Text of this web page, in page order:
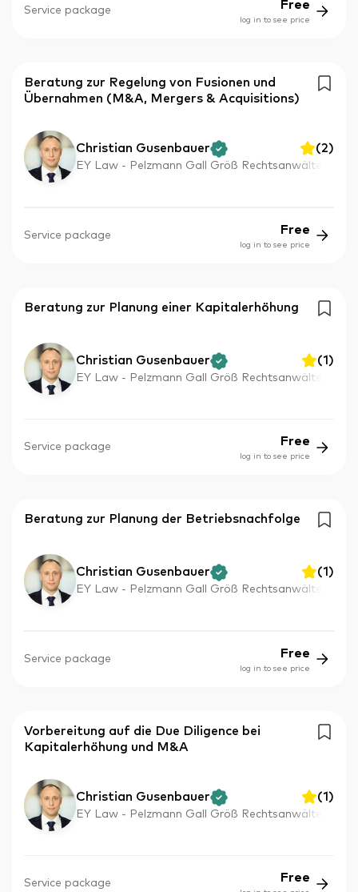
Service package Free
log in to see price
Beratung zur Regelung von Fusionen und
Übernahmen (M&A, Mergers & Acquisitions)
Christian Gusenbauer (2)
EY Law - Pelzmann Gall Größ Rechtsanwälte
Service package Free
log in to see price
Beratung zur Planung einer Kapitalerhöhung
Christian Gusenbauer (1)
EY Law - Pelzmann Gall Größ Rechtsanwälte
Service package Free
log in to see price
Beratung zur Planung der Betriebsnachfolge
Christian Gusenbauer (1)
EY Law - Pelzmann Gall Größ Rechtsanwälte
Service package Free
log in to see price
Vorbereitung auf die Due Diligence bei
Kapitalerhöhung und M&A
Christian Gusenbauer (1)
EY Law - Pelzmann Gall Größ Rechtsanwälte
Service package Free